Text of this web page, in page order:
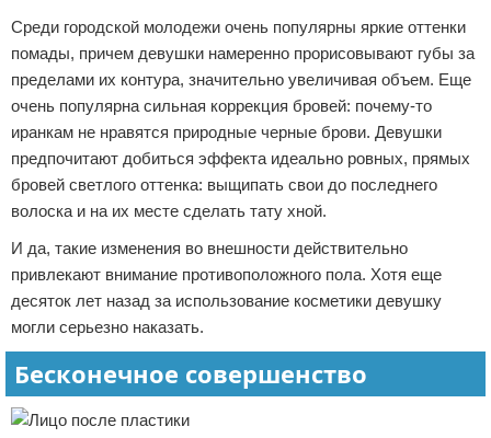
Среди городской молодежи очень популярны яркие оттенки
помады, причем девушки намеренно прорисовывают губы за
пределами их контура, значительно увеличивая объем. Еще
очень популярна сильная коррекция бровей: почему-то
иранкам не нравятся природные черные брови. Девушки
предпочитают добиться эффекта идеально ровных, прямых
бровей светлого оттенка: выщипать свои до последнего
волоска и на их месте сделать тату хной.
И да, такие изменения во внешности действительно
привлекают внимание противоположного пола. Хотя еще
десяток лет назад за использование косметики девушку
могли серьезно наказать.
Бесконечное совершенство